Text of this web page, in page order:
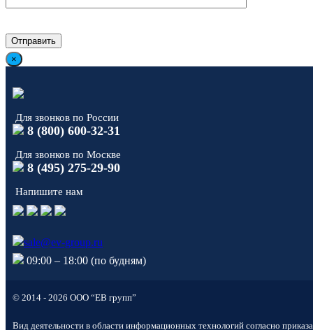
На связи ЕВИОН! Готова
×
Для звонков по России
8 (800) 600-32-31
Для звонков по Москве
8 (495) 275-29-90
Напишите нам
sale@ev-group.ru
09:00 – 18:00 (по будням)
© 2014 - 2026 ООО “ЕВ групп”
Вид деятельности в области информационных технологий согласно приказа